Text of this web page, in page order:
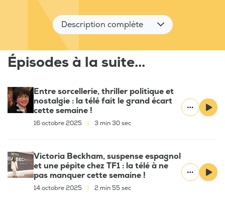
Description complète
Épisodes à la suite...
Entre sorcellerie, thriller politique et
nostalgie : la télé fait le grand écart
cette semaine !
16 octobre 2025 3 min 30 sec
Victoria Beckham, suspense espagnol
et une pépite chez TF1 : la télé à ne
pas manquer cette semaine !
14 octobre 2025 2 min 55 sec